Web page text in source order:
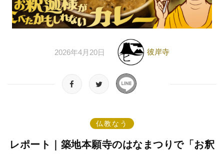
2026年4月20日 彼岸寺
仏教なう
レポート｜築地本願寺のはなまつりで「お釈